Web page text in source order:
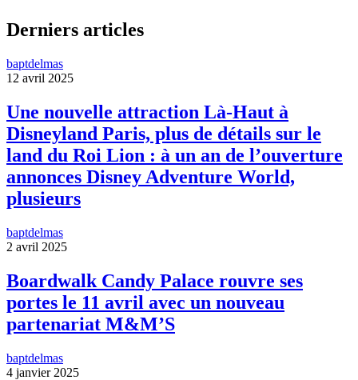
Derniers articles
baptdelmas
12 avril 2025
Une nouvelle attraction Là-Haut à
Disneyland Paris, plus de détails sur le
land du Roi Lion : à un an de l’ouverture
annonces Disney Adventure World,
plusieurs
baptdelmas
2 avril 2025
Boardwalk Candy Palace rouvre ses
portes le 11 avril avec un nouveau
partenariat M&M’S
baptdelmas
4 janvier 2025